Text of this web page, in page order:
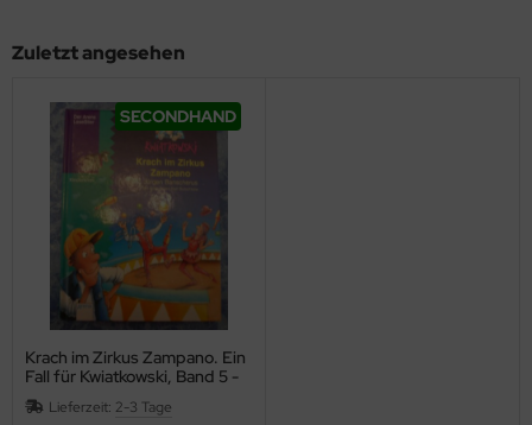
Zuletzt angesehen
SECONDHAND
Krach im Zirkus Zampano. Ein
Fall für Kwiatkowski, Band 5 -
fas
Lieferzeit: 2-3 Tage